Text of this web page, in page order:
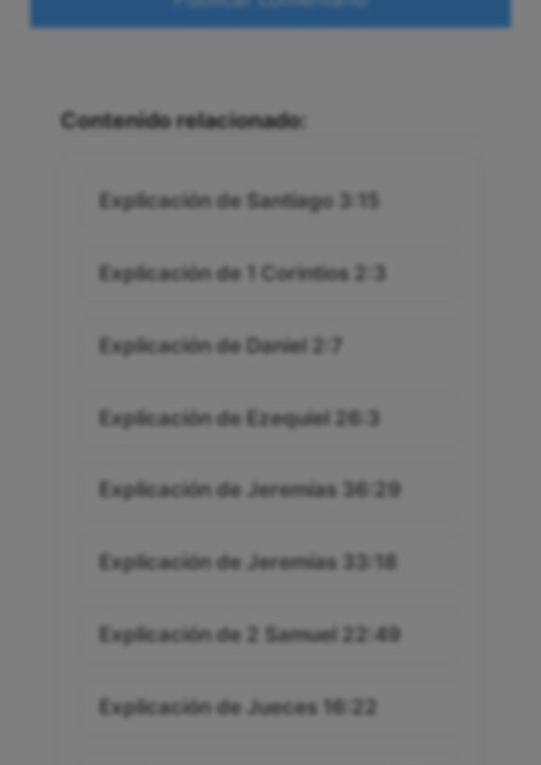
Contenido relacionado:
Explicación de Santiago 3:15
Explicación de 1 Corintios 2:3
Explicación de Daniel 2:7
Explicación de Ezequiel 26:3
Explicación de Jeremías 36:29
Explicación de Jeremías 33:18
Explicación de 2 Samuel 22:49
Explicación de Jueces 16:22